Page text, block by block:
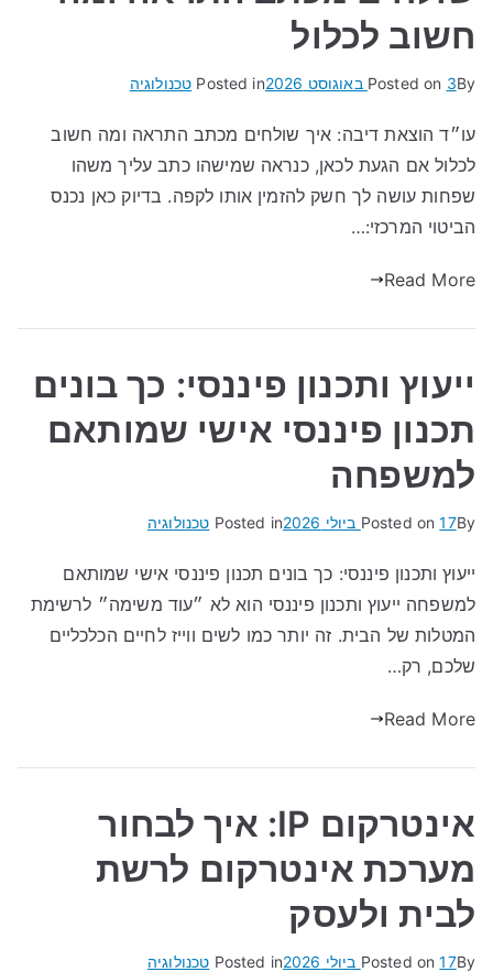
חשוב לכלול
By
Posted on 3 באוגוסט 2026 Posted in טכנולוגיה
עו״ד הוצאת דיבה: איך שולחים מכתב התראה ומה חשוב
לכלול אם הגעת לכאן, כנראה שמישהו כתב עליך משהו
שפחות עושה לך חשק להזמין אותו לקפה. בדיוק כאן נכנס
הביטוי המרכזי:…
Read More
ייעוץ ותכנון פיננסי: כך בונים
תכנון פיננסי אישי שמותאם
למשפחה
By
Posted on17 ביולי 2026 Posted in טכנולוגיה
ייעוץ ותכנון פיננסי: כך בונים תכנון פיננסי אישי שמותאם
למשפחה ייעוץ ותכנון פיננסי הוא לא ״עוד משימה״ לרשימת
המטלות של הבית. זה יותר כמו לשים ווייז לחיים הכלכליים
שלכם, רק…
Read More
אינטרקום IP: איך לבחור
מערכת אינטרקום לרשת
לבית ולעסק
By
Posted on17 ביולי 2026 Posted in טכנולוגיה